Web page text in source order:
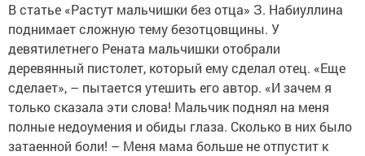
В статье «Растут мальчишки без отца» З. Набиуллина
поднимает сложную тему безотцовщины. У
девятилетнего Рената мальчишки отобрали
деревянный пистолет, который ему сделал отец. «Еще
сделает», – пытается утешить его автор. «И зачем я
только сказала эти слова! Мальчик поднял на меня
полные недоумения и обиды глаза. Сколько в них было
затаенной боли! – Меня мама больше не отпустит к